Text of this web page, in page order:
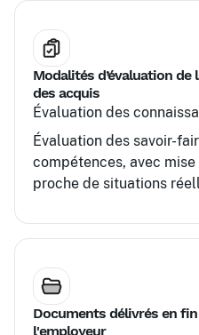
Modalités d’évaluation
des acquis
Évaluation des
Évaluation des savoir-
compétences, avec
proche de situations
Documents délivrés en
l'employeur